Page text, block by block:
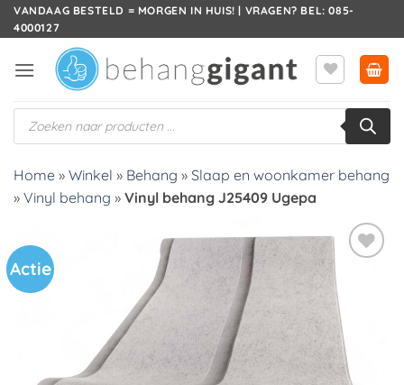
Ga
naar
VANDAAG BESTELD = MORGEN IN HUIS! | VRAGEN? BEL: 085-
4000127
Producten
zoeken
Home » Winkel » Behang » Slaap en woonkamer behang
» Vinyl behang » Vinyl behang J25409 Ugepa
Actie
Toevoegen
aan
verlanglijst